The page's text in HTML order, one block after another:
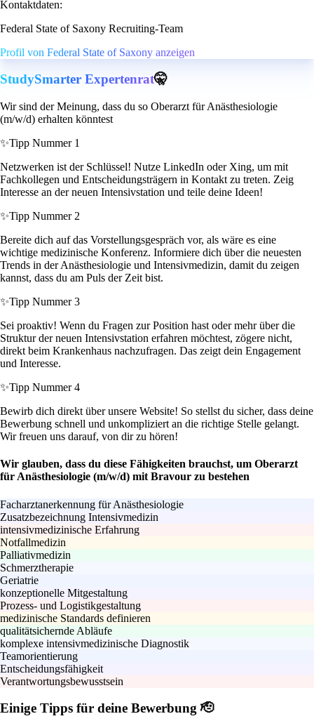
Kontaktdaten:
Federal State of Saxony Recruiting-Team
Profil von Federal State of Saxony anzeigen
StudySmarter Expertenrat🤫
Wir sind der Meinung, dass du so Oberarzt für Anästhesiologie
(m/w/d) erhalten könntest
✨Tipp Nummer 1
Netzwerken ist der Schlüssel! Nutze LinkedIn oder Xing, um mit
Fachkollegen und Entscheidungsträgern in Kontakt zu treten. Zeig
Interesse an der neuen Intensivstation und teile deine Ideen!
✨Tipp Nummer 2
Bereite dich auf das Vorstellungsgespräch vor, als wäre es eine
wichtige medizinische Konferenz. Informiere dich über die neuesten
Trends in der Anästhesiologie und Intensivmedizin, damit du zeigen
kannst, dass du am Puls der Zeit bist.
✨Tipp Nummer 3
Sei proaktiv! Wenn du Fragen zur Position hast oder mehr über die
Struktur der neuen Intensivstation erfahren möchtest, zögere nicht,
direkt beim Krankenhaus nachzufragen. Das zeigt dein Engagement
und Interesse.
✨Tipp Nummer 4
Bewirb dich direkt über unsere Website! So stellst du sicher, dass deine
Bewerbung schnell und unkompliziert an die richtige Stelle gelangt.
Wir freuen uns darauf, von dir zu hören!
Wir glauben, dass du diese Fähigkeiten brauchst, um Oberarzt
für Anästhesiologie (m/w/d) mit Bravour zu bestehen
Facharztanerkennung für Anästhesiologie
Zusatzbezeichnung Intensivmedizin
intensivmedizinische Erfahrung
Notfallmedizin
Palliativmedizin
Schmerztherapie
Geriatrie
konzeptionelle Mitgestaltung
Prozess- und Logistikgestaltung
medizinische Standards definieren
qualitätsichernde Abläufe
komplexe intensivmedizinische Diagnostik
Teamorientierung
Entscheidungsfähigkeit
Verantwortungsbewusstsein
Einige Tipps für deine Bewerbung 🫡